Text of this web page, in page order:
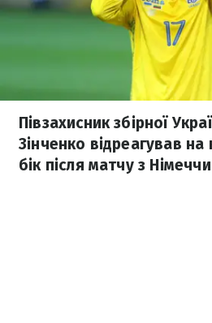
Півзахисник збірної
Зінченко відреагував на
бік після матчу з